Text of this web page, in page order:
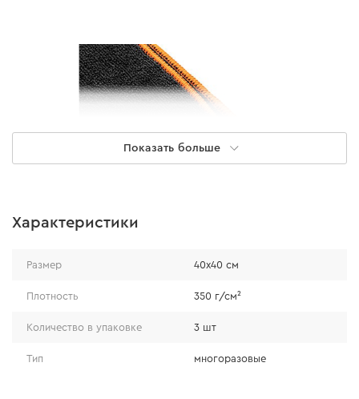
Характеристики микрофибры обеспечивают высокий
Показать больше
Характеристики
Размер 40х40 см
Плотность 350 г/см²
Количество в упаковке 3 шт
Тип многоразовые